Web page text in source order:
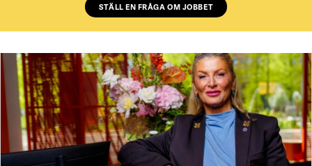
STÄLL EN FRÅGA OM JOBBET